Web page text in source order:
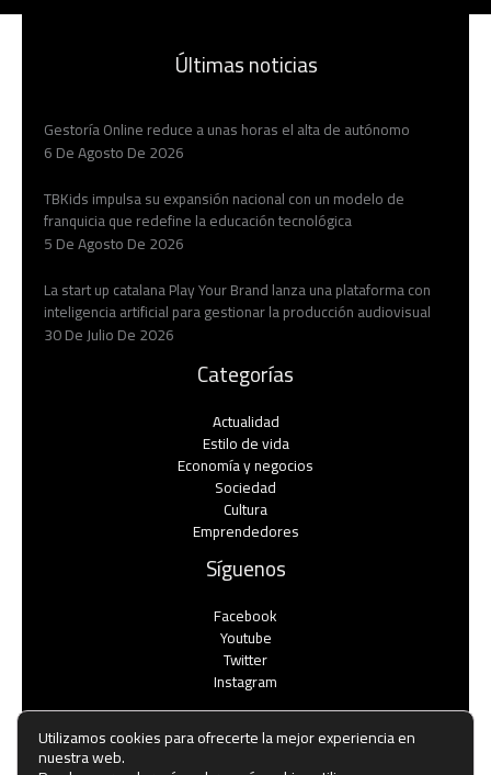
Últimas noticias
Gestoría Online reduce a unas horas el alta de autónomo
6 De Agosto De 2026
TBKids impulsa su expansión nacional con un modelo de
franquicia que redefine la educación tecnológica
5 De Agosto De 2026
La start up catalana Play Your Brand lanza una plataforma con
inteligencia artificial para gestionar la producción audiovisual
30 De Julio De 2026
Categorías
Actualidad
Estilo de vida
Economía y negocios​
Sociedad
Cultura
Emprendedores
Síguenos
Facebook
Youtube
Twitter
Instagram
Utilizamos cookies para ofrecerte la mejor experiencia en
nuestra web.